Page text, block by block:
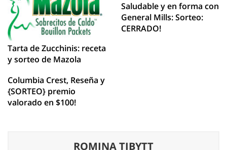
Tarta de Zucchinis: receta
y sorteo de Mazola
Saludable y en forma con
General Mills: Sorteo:
CERRADO!
Columbia Crest, Reseña y
{SORTEO} premio
valorado en $100!
ROMINA TIBYTT